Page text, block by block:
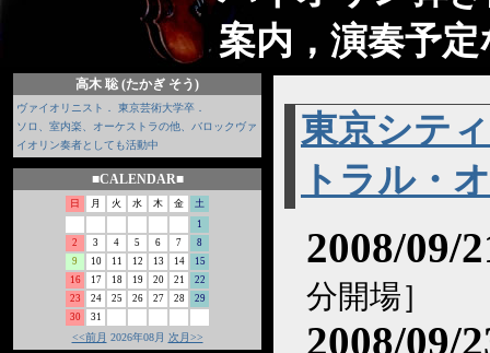
案内，演奏予
高木 聡 (たかぎ そう)
ヴァイオリニスト． 東京芸術大学卒．
ソロ、室内楽、オーケストラの他、バロックヴァ
イオリン奏者としても活動中
■CALENDAR■
日 月 火 水 木 金
土
1
2
3 4 5 6 7
8
9
10 11 12 13 14
15
16
17 18 19 20 21
22
23
24 25 26 27 28
29
30
31
<<前月 2026年08月 次月>>
東京シテ
トラル・
2008/09/
分開場］
2008/09/